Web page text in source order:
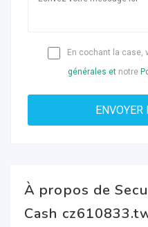
En cochant la case,
générales et notre
À propos de
Cash